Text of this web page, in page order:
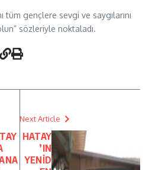
tüm gençlere sevgi ve saygılarını
sözleriyle noktaladı.
Next Article
HATAY
’IN
YENİD